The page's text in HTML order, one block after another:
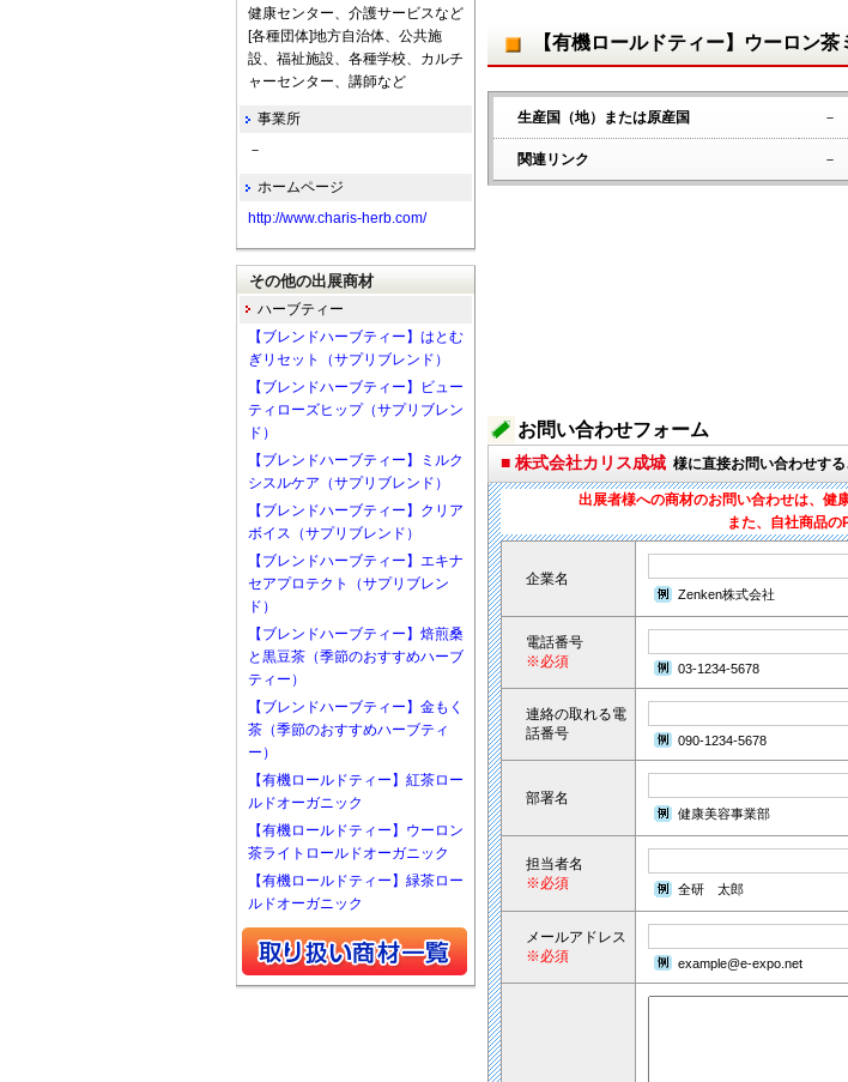
【有機ロールドティー】ウーロン
生産国（地）または原産国 －
関連リンク －
お問い合わせフォーム
■ 株式会社カリス成城 様に直接お問い合わせす
出展者様への商材のお問い合わせは、健
また、自社商品の
企業名
Zenken株式会社
電話番号
※必須
03-1234-5678
連絡の取れる電
話番号
090-1234-5678
部署名
健康美容事業部
担当者名
※必須
全研 太郎
メールアドレス
※必須
example@e-expo.net
健康センター、介護サービスなど
[各種団体]地方自治体、公共施
設、福祉施設、各種学校、カルチ
ャーセンター、講師など
事業所
－
ホームページ
http://www.charis-herb.com/
その他の出展商材
ハーブティー
【ブレンドハーブティー】はとむ
ぎリセット（サプリブレンド）
【ブレンドハーブティー】ビュー
ティローズヒップ（サプリブレン
ド）
【ブレンドハーブティー】ミルク
シスルケア（サプリブレンド）
【ブレンドハーブティー】クリア
ボイス（サプリブレンド）
【ブレンドハーブティー】エキナ
セアプロテクト（サプリブレン
ド）
【ブレンドハーブティー】焙煎桑
と黒豆茶（季節のおすすめハーブ
ティー）
【ブレンドハーブティー】金もく
茶（季節のおすすめハーブティ
ー）
【有機ロールドティー】紅茶ロー
ルドオーガニック
【有機ロールドティー】ウーロン
茶ライトロールドオーガニック
【有機ロールドティー】緑茶ロー
ルドオーガニック